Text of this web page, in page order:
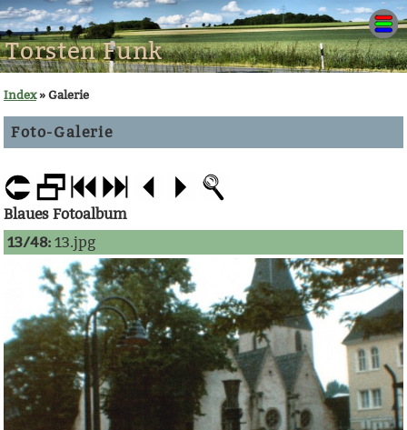
Torsten Funk
Index» Galerie
Foto-Galerie
Blaues Fotoalbum
13/48: 13.jpg